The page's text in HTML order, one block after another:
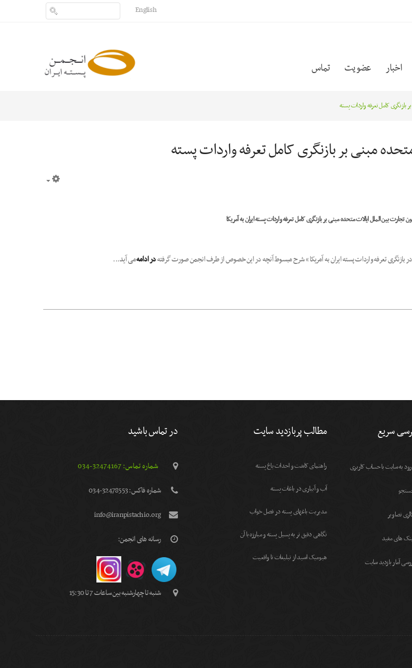
English
اخبار عضویت تماس
کامل تعرفه واردات پسته
مبنی بر بازنگری کامل تعرفه واردات پسته
بین الملل ایالات متحده مبنی بر بازنگری کامل تعرفه واردات پسته ایران به آمریکا
در ادامهمی آید...
سریع
به سایت با حساب کاربری
تصاویر
های مفید
آمار بازدید سایت
مطالب پربازدید سایت
راهنمای کاشت و احداث باغ پسته
آب و آبیاری در باغات پسته
مديريت باغهای پسته در فصل خواب
نگاهی دقیق تر به پسیل پسته و مبارزه با آن
هیومیک اسید از تبلیغات تا واقعیت
در تماس باشید
شماره تماس: 32474167-034
شماره فاكس: 32478553-034
info@iranpistachio.org
رسانه های انجمن:
شنبه تا چهارشنبه بین ساعات 7 تا 15:30